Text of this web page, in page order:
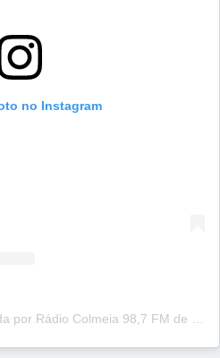
no Instagram
Uma publicação compartilhada por Rádio Colmeia 98,7 FM de Maringá (@colmeiafm)